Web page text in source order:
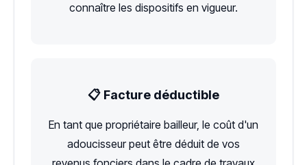
connaître les dispositifs en vigueur.
📋 Facture déductible
En tant que propriétaire bailleur, le coût d'un
adoucisseur peut être déduit de vos